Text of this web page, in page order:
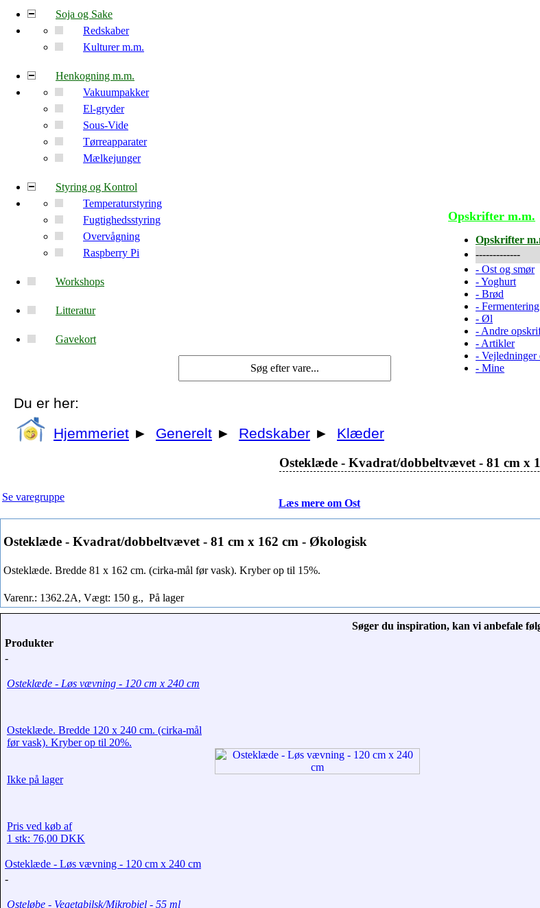
Soja og Sake
Redskaber
Kulturer m.m.
Henkogning m.m.
Vakuumpakker
El-gryder
Sous-Vide
Tørreapparater
Mælkejunger
Styring og Kontrol
Temperaturstyring
Fugtighedsstyring
Overvågning
Raspberry Pi
Workshops
Litteratur
Gavekort
Opskrifter m.m.
Opskrifter
-------------
-Ost og smør
-Yoghurt
-Brød
-Fermentering
-Øl
- Andre
- Artikler
-Vejledninger
-Mine
Du er her:
Hjemmeriet ► Generelt ► Redskaber ► Klæder
Osteklæde - Kvadrat/dobbeltvævet - 81 cm x
Se varegruppe
Læs mere om Ost
Osteklæde - Kvadrat/dobbeltvævet - 81 cm x 162 cm - Økologisk
Osteklæde. Bredde 81 x 162 cm. (cirka-mål før vask). Kryber op til 15%.
Varenr.: 1362.2A, Vægt: 150 g., På lager
Søger du inspiration, kan vi anbefale
Produkter
-
Osteklæde - Løs vævning - 120 cm x 240 cm
Osteklæde. Bredde 120 x 240 cm. (cirka-mål
før vask). Kryber op til 20%.
Ikke på lager
Pris ved køb af
1 stk: 76,00 DKK
Osteklæde - Løs vævning - 120 cm x 240 cm
-
Osteløbe - Vegetabilsk/Mikrobiel - 55 ml